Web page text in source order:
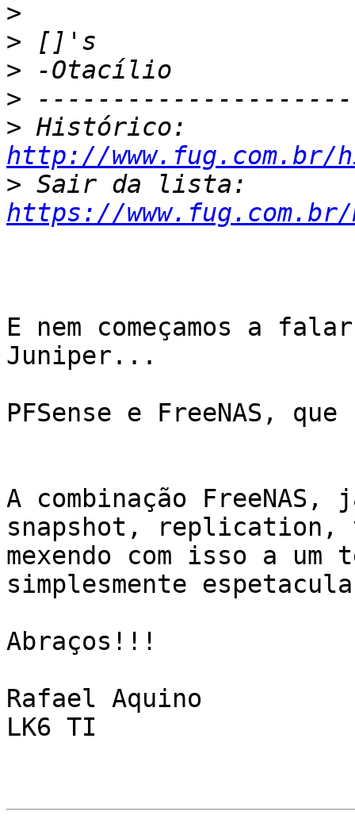
>
>
>
>
>
http://
>
https://
E nem começamos a
Juniper...
PFSense e FreeNAS,
A combinação FreeNAS,
snapshot, replication,
mexendo com isso a
simplesmente
Abraços!!!
Rafael Aquino
LK6 TI